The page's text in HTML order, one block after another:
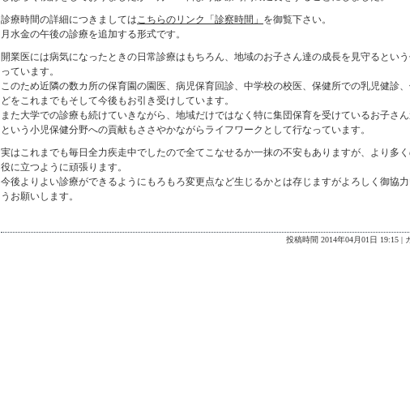
診療時間の詳細につきましてはこちらのリンク「診察時間」 を御覧下さい。
月水金の午後の診療を追加する形式です。
開業医には病気になったときの日常診療はもちろん、地域のお子さん達の成長を見守るとい
っています。
このため近隣の数カ所の保育園の園医、病児保育回診、中学校の校医、保健所での乳児健診
どをこれまでもそして今後もお引き受けしています。
また大学での診療も続けていきながら、地域だけではなく特に集団保育を受けているお子さ
という小児保健分野への貢献もささやかながらライフワークとして行なっています。
実はこれまでも毎日全力疾走中でしたので全てこなせるか一抹の不安もありますが、より多
役に立つように頑張ります。
今後よりよい診療ができるようにもろもろ変更点など生じるかとは存じますがよろしく御協
うお願いします。
投稿時間 2014年04月01日 19:15 |